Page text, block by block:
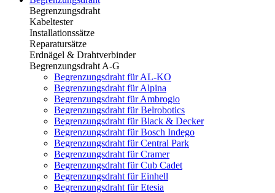
Begrenzungsdraht
Kabeltester
Installationssätze
Reparatursätze
Erdnägel & Drahtverbinder
Begrenzungsdraht A-G
Begrenzungsdraht für AL-KO
Begrenzungsdraht für Alpina
Begrenzungsdraht für Ambrogio
Begrenzungsdraht für Belrobotics
Begrenzungsdraht für Black & Decker
Begrenzungsdraht für Bosch Indego
Begrenzungsdraht für Central Park
Begrenzungsdraht für Cramer
Begrenzungsdraht für Cub Cadet
Begrenzungsdraht für Einhell
Begrenzungsdraht für Etesia